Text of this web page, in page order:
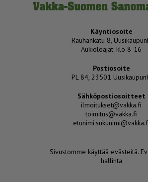
Käyntiosoite
Rauhankatu 8,
Aukioloajat: klo 8-16
Postiosoite
PL 84, 23501
Sähköpostiosoitteet
ilmoitukset@vakka.fi
toimitus@vakka.fi
Sivustomme käyttää evästeitä.
hallinta